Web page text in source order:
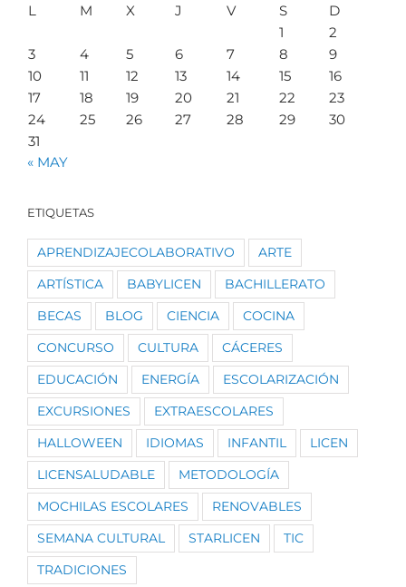
L
M X J V S
D
1
2
3
4 5 6 7 8
9
10
11 12 13 14 15
16
17
18 19 20 21 22
23
24
25 26 27 28 29
30
31
« MAY
ETIQUETAS
APRENDIZAJECOLABORATIVO ARTE
ARTÍSTICA BABYLICEN BACHILLERATO
BECAS BLOG CIENCIA COCINA
CONCURSO CULTURA CÁCERES
EDUCACIÓN ENERGÍA ESCOLARIZACIÓN
EXCURSIONES EXTRAESCOLARES
HALLOWEEN IDIOMAS INFANTIL LICEN
LICENSALUDABLE METODOLOGÍA
MOCHILAS ESCOLARES RENOVABLES
SEMANA CULTURAL STARLICEN TIC
TRADICIONES